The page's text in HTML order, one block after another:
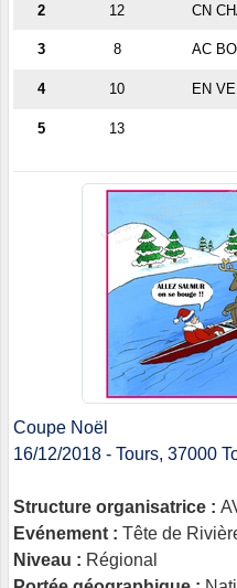
2 12 CN
3 8 AC
4 10 EN
5 13
Coupe Noël
16/12/2018 - Tours, 37000
Structure organisatrice :
Evénement : Tête de
Niveau : Régional